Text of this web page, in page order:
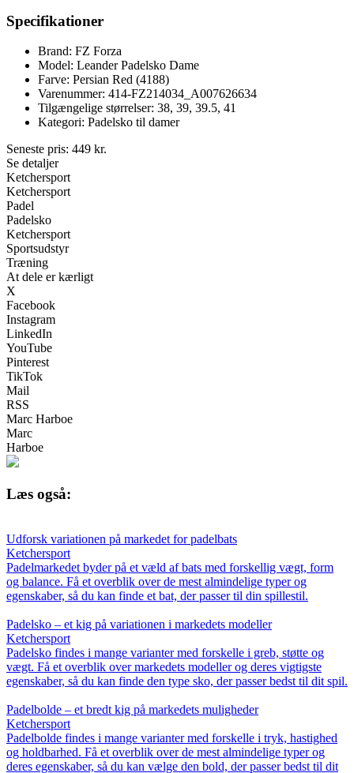
Specifikationer
Brand: FZ Forza
Model: Leander Padelsko Dame
Farve: Persian Red (4188)
Varenummer: 414-FZ214034_A007626634
Tilgængelige størrelser: 38, 39, 39.5, 41
Kategori: Padelsko til damer
Seneste pris: 449 kr.
Se detaljer
Ketchersport
Ketchersport
Padel
Padelsko
Ketchersport
Sportsudstyr
Træning
At dele er kærligt
X
Facebook
Instagram
LinkedIn
YouTube
Pinterest
TikTok
Mail
RSS
Marc Harboe
Marc
Harboe
Læs også:
Udforsk variationen på markedet for padelbats
Ketchersport
Padelmarkedet byder på et væld af bats med forskellig vægt, form
og balance. Få et overblik over de mest almindelige typer og
egenskaber, så du kan finde et bat, der passer til din spillestil.
Padelsko – et kig på variationen i markedets modeller
Ketchersport
Padelsko findes i mange varianter med forskelle i greb, støtte og
vægt. Få et overblik over markedets modeller og deres vigtigste
egenskaber, så du kan finde den type sko, der passer bedst til dit spil.
Padelbolde – et bredt kig på markedets muligheder
Ketchersport
Padelbolde findes i mange varianter med forskelle i tryk, hastighed
og holdbarhed. Få et overblik over de mest almindelige typer og
deres egenskaber, så du kan vælge den bold, der passer bedst til dit